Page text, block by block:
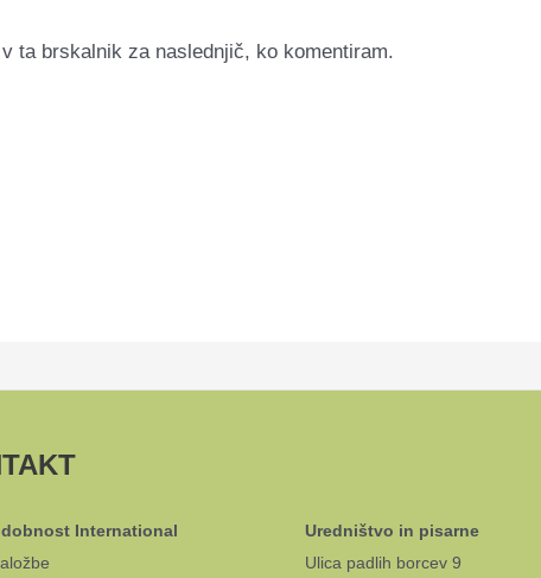
ta brskalnik za naslednjič, ko komentiram.
International
Uredništvo in pisarne
Ulica padlih borcev 9